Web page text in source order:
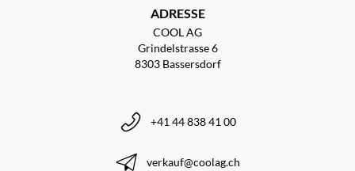
ADRESSE
COOL AG
Grindelstrasse 6
8303 Bassersdorf
+41 44 838 41 00
verkauf@coolag.ch